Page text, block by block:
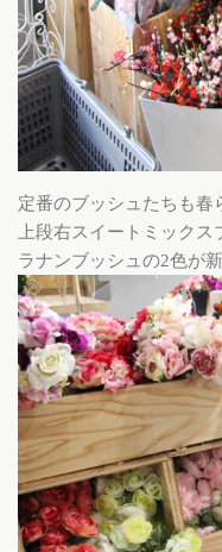
定番のブッシュたちも春
上段右スイートミック
ラナンブッシュの2色が